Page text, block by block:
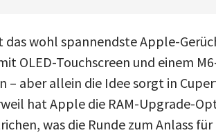
das wohl spannendste Apple-
OLED-Touchscreen und einem
aber allein die Idee sorgt in
hat Apple die RAM-Upgrade-
was die Runde zum Anlass